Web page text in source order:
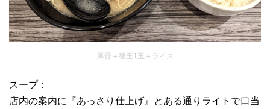
豚骨＋替玉1玉＋ライス
スープ：
店内の案内に『あっさり仕上げ』とある通りライトで口当